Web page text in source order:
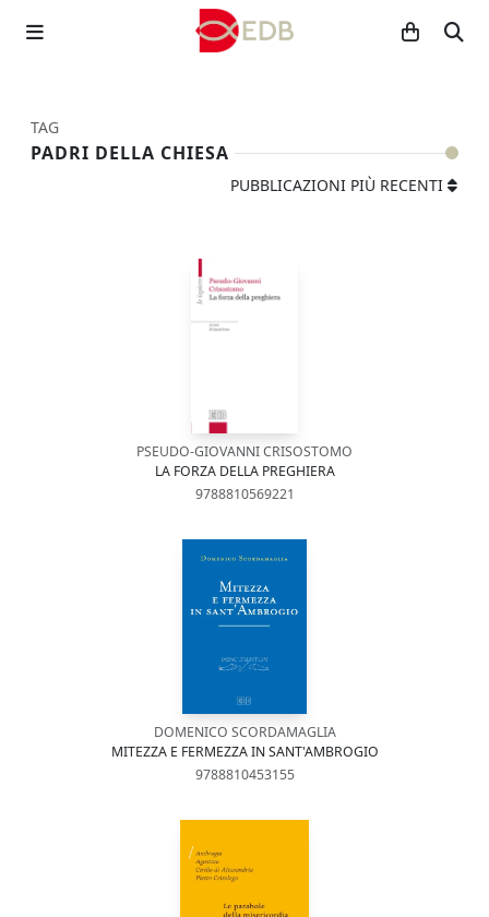
TAG
PADRI DELLA CHIESA
PUBBLICAZIONI PIÙ RECENTI
PSEUDO-GIOVANNI CRISOSTOMO
LA FORZA DELLA PREGHIERA
9788810569221
DOMENICO SCORDAMAGLIA
MITEZZA E FERMEZZA IN SANT'AMBROGIO
9788810453155